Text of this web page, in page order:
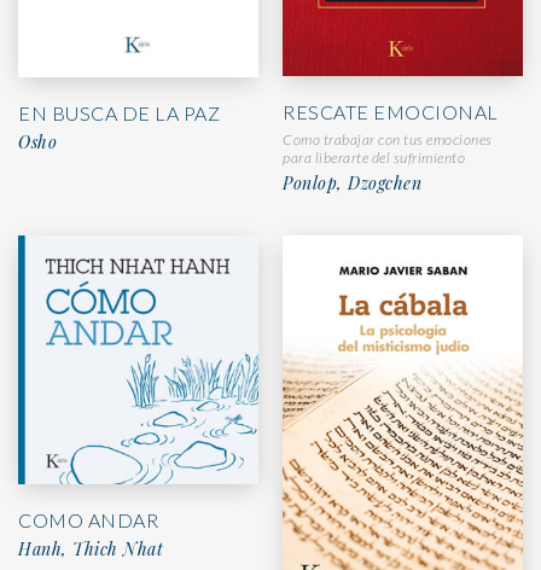
EN BUSCA DE LA PAZ
Osho
RESCATE EMOCIONAL
Como trabajar con tus emociones
para liberarte del sufrimiento
Ponlop, Dzogchen
COMO ANDAR
Hanh, Thich Nhat